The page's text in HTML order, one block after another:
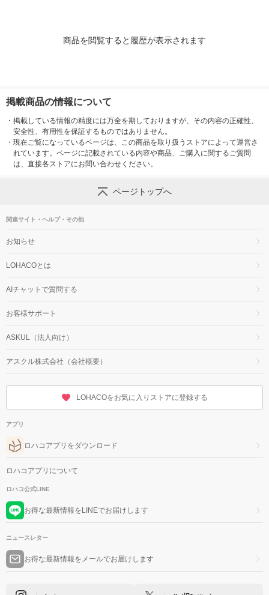
商品を閲覧すると履歴が表示されます
掲載商品の情報について
・ 掲載している情報の精度には万全を期しておりますが、その内容の正確性、
安全性、有用性を保証するものではありません。
・ 現在ご覧になっているページは、この商品を取り扱うストアによって運営さ
れています。ページに記載されている内容や商品、ご購入に関するご質問
は、直接各ストアにお問い合わせください。
ページトップへ
関連サイト・ヘルプ・その他
お知らせ
LOHACOとは
AIチャットで質問する
お客様サポート
ASKUL（法人向け）
アスクル株式会社（会社概要）
LOHACOをお気に入りストアに登録する
アプリ
ロハコアプリをダウンロード
ロハコアプリについて
ロハコ公式LINE
お得な最新情報をLINEでお届けします
ニュースレター
お得な最新情報をメールでお届けします